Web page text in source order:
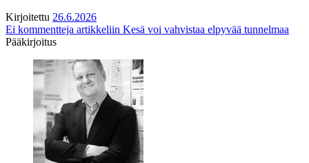
Kirjoitettu 26.6.2026
Ei kommentteja artikkeliin Kesä voi vahvistaa elpyvää tunnelmaa
Pääkirjoitus